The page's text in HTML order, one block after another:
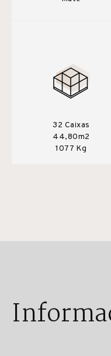
32 Caixas
44,80m2
1077 Kg